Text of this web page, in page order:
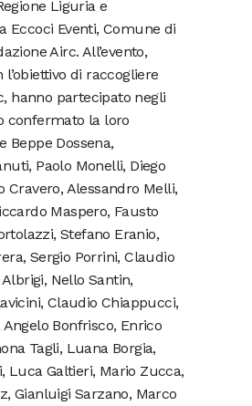
Liguria e
Eccoci Eventi, Comune di
Airc. All’evento,
l’obiettivo di raccogliere
hanno partecipato negli
confermato la loro
Beppe Dossena,
Paolo Monelli, Diego
Cravero, Alessandro Melli,
Maspero, Fausto
Stefano Eranio,
Sergio Porrini, Claudio
Nello Santin,
Claudio Chiappucci,
Angelo Bonfrisco, Enrico
Tagli, Luana Borgia,
Luca Galtieri, Mario Zucca,
Gianluigi Sarzano, Marco